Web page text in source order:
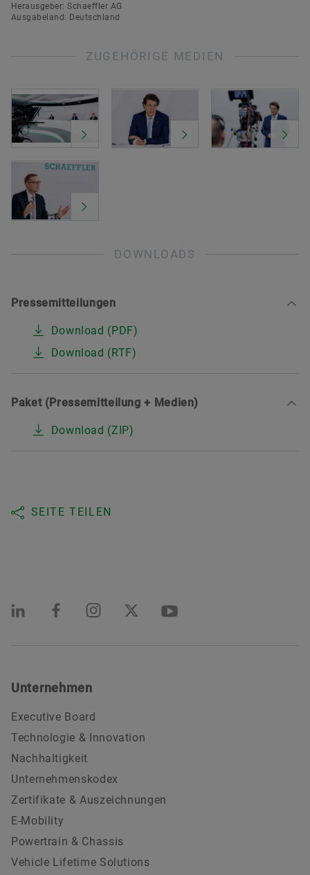
Herausgeber: Schaeffler AG
Ausgabeland: Deutschland
ZUGEHÖRIGE MEDIEN
DOWNLOADS
Pressemitteilungen
Download (PDF)
Download (RTF)
Paket (Pressemitteilung + Medien)
Download (ZIP)
SEITE TEILEN
Unternehmen
Executive Board
Technologie & Innovation
Nachhaltigkeit
Unternehmenskodex
Zertifikate & Auszeichnungen
E-Mobility
Powertrain & Chassis
Vehicle Lifetime Solutions